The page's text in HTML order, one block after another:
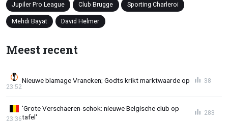
Jupiler Pro League Club Brugge Sporting Charleroi
Mehdi Bayat David Helmer
Meest recent
Nieuwe blamage Vrancken; Godts krikt marktwaarde op
23:52
38
'Grote Verschaeren-schok: nieuwe Belgische club op
tafel'
23:36
283